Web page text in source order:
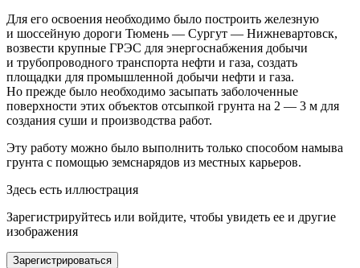
Для его освоения необходимо было построить железную
и шоссейную дороги Тюмень — Сургут — Нижневартовск,
возвести крупные ГРЭС для энергоснабжения добычи
и трубопроводного транспорта нефти и газа, создать
площадки для промышленной добычи нефти и газа.
Но прежде было необходимо засыпать заболоченные
поверхности этих объектов отсыпкой грунта на 2 — 3 м для
создания суши и производства работ.
Эту ра­боту можно было выполнить только способом на­мыва
грунта с помощью земснарядов из местных карьеров.
Здесь есть иллюстрация
Зарегистрируйтесь или войдите, чтобы увидеть ее и другие
изображения
Зарегистрироваться